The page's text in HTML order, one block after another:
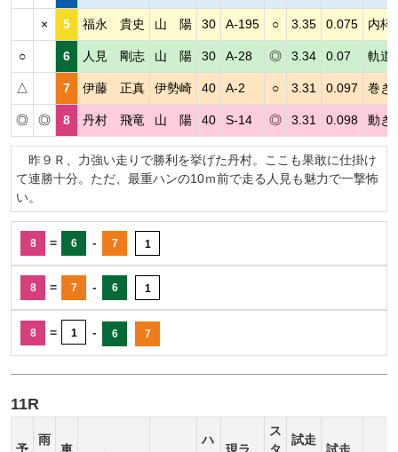
× 5 福永 貴史 山 陽 30 A-195 ○ 3.35 0.075 内枠
○ 6 人見 剛志 山 陽 30 A-28 ◎ 3.34 0.07 軌道
△ 7 伊藤 正真 伊勢崎 40 A-2 ○ 3.31 0.097 巻き
◎ ◎ 8 丹村 飛竜 山 陽 40 S-14 ◎ 3.31 0.098 動き
昨９Ｒ、力強い走りで勝利を挙げた丹村。ここも果敢に仕掛け
て連勝十分。ただ、最重ハンの10ｍ前で走る人見も魅力で一撃怖
い。
8 = 6 - 7 1
8 = 7 - 6 1
8 = 1 - 6 7
11R
予
雨
車
ハ
現ラ
ス
タ
試走
試走